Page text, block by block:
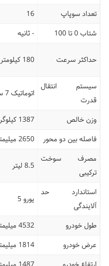
تعداد سوپاپ
16
شتاب 0 تا 100
- ثانیه
حداکثر سرعت 180 کیلومتر در ساعت
سیستم انتقال
قدرت
اتوماتیک 7 سرعته cvt
وزن خالص
1387 کیلوگرم
فاصله بین دو محور
2650 میلیمتر
مصرف سوخت
ترکیبی
8.5 لیتر
استاندارد حد
آلایندگی
یورو 5
طول خودرو 4532 میلیمتر
عرض خودرو
1814 میلیمتر